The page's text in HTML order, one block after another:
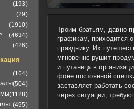
Троим братьям, давно
графикам, приходится
празднику. Их
мгновенно рушит
и путаница в
фоне постоянной
заставляет работать
через ситуации,
(193)
(29)
(1910)
(4634)
(426)
(164)
(504)
(1128)
(495)